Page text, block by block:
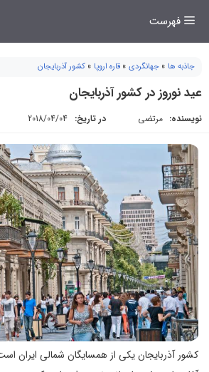
فهرست
جاذبه ها » جهانگردی » قاره اروپا » کشور آذربایجان
عید نوروز در کشور آذربایجان
نویسنده: مرتضی در تاریخ: 2018/04/04
کشور آذربایجان یکی از همسایگان شمالی ایران